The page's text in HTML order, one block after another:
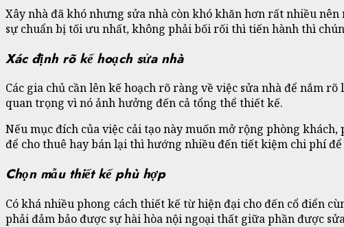
Xây nhà đã khó nhưng sửa nhà còn khó khăn hơn rất nhiều
sự chuẩn bị tối ưu nhất, không phải bối rối thì tiến hành thì
Xác định rõ kế hoạch sửa nhà
Các gia chủ cần lên kế hoạch rõ ràng về việc sửa nhà để nắm
quan trọng vì nó ảnh hưởng đến cả tổng thể thiết kế.
Nếu mục đích của việc cải tạo này muốn mở rộng phòng
để cho thuê hay bán lại thì hướng nhiều đến tiết kiệm chi phí
Chọn mẫu thiết kế phù hợp
Có khá nhiều phong cách thiết kế từ hiện đại cho đến cổ điển
phải đảm bảo được sự hài hòa nội ngoại thất giữa phần được